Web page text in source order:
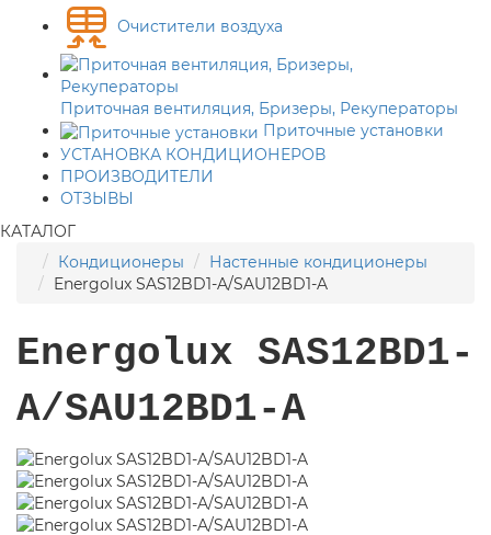
Очистители воздуха
Приточная вентиляция, Бризеры, Рекуператоры
Приточные установки
УСТАНОВКА КОНДИЦИОНЕРОВ
ПРОИЗВОДИТЕЛИ
ОТЗЫВЫ
КАТАЛОГ
Кондиционеры
Настенные кондиционеры
Energolux SAS12BD1-A/SAU12BD1-A
Energolux SAS12BD1-
A/SAU12BD1-A